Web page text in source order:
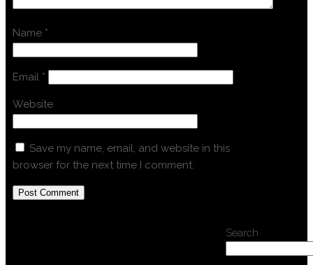
Name *
Email *
Website
Save my name, email, and website in this
browser for the next time I comment.
Search